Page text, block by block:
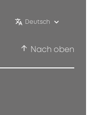
Deutsch
Nach oben